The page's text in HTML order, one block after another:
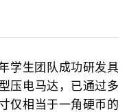
学生团队成功研发具
压电马达，已通过多
仅相当于一角硬币的